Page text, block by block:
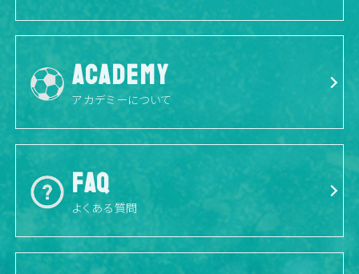
ACADEMY
アカデミーについて
FAQ
よくある質問